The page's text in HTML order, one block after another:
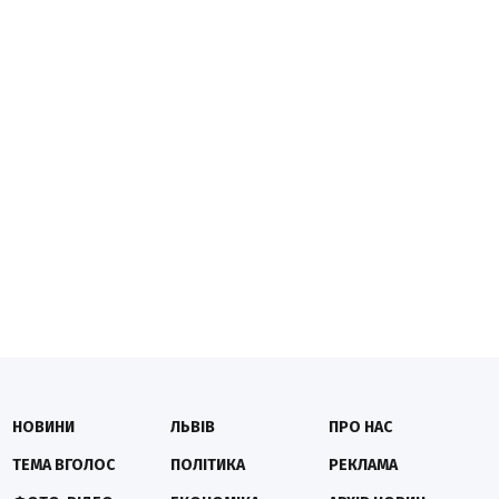
НОВИНИ
ТЕМА ВГОЛОС
ЛЬВІВ
ПОЛІТИКА
ПРО НАС
РЕКЛАМА